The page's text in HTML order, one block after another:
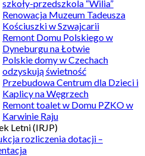
szkoły-przedszkola “Wilia”
Renowacja Muzeum Tadeusza
Kościuszki w Szwajcarii
Remont Domu Polskiego w
Dyneburgu na Łotwie
Polskie domy w Czechach
odzyskują świetność
Przebudowa Centrum dla Dzieci i
Kaplicy na Węgrzech
Remont toalet w Domu PZKO w
Karwinie Raju
Letni (IRJP)
rozliczenia dotacji –